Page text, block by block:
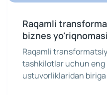
Raqamli
biznes yo'riqnomasi
Raqamli
tashkilotlar uchun eng
ustuvorliklaridan biriga